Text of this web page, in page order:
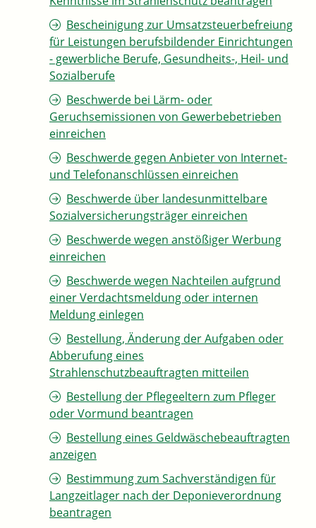
Bescheinigung zur Umsatzsteuerbefreiung
für Leistungen berufsbildender Einrichtungen
- gewerbliche Berufe, Gesundheits-, Heil- und
Sozialberufe
Beschwerde bei Lärm- oder
Geruchsemissionen von Gewerbebetrieben
einreichen
Beschwerde gegen Anbieter von Internet-
und Telefonanschlüssen einreichen
Beschwerde über landesunmittelbare
Sozialversicherungsträger einreichen
Beschwerde wegen anstößiger Werbung
einreichen
Beschwerde wegen Nachteilen aufgrund
einer Verdachtsmeldung oder internen
Meldung einlegen
Bestellung, Änderung der Aufgaben oder
Abberufung eines
Strahlenschutzbeauftragten mitteilen
Bestellung der Pflegeeltern zum Pfleger
oder Vormund beantragen
Bestellung eines Geldwäschebeauftragten
anzeigen
Bestimmung zum Sachverständigen für
Langzeitlager nach der Deponieverordnung
beantragen